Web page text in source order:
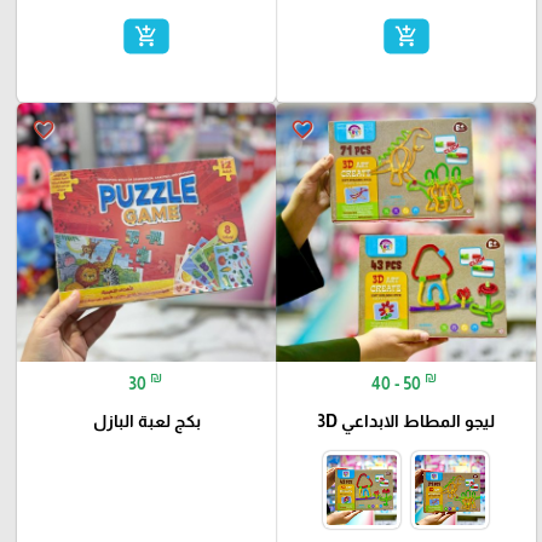
add_shopping_cart
add_shopping_cart
favorite_border
40 - 50 ₪
ليجو المطاط الابداعي 3D
favorite_border
30 ₪
بكج لعبة البازل